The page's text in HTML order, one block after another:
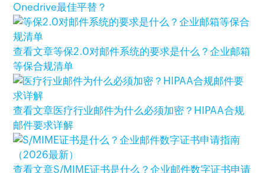
Onedrive最佳平替？
查看文章等保2.0对邮件系统的要求是什么？企业邮箱
等保合规清单
查看文章医疗行业邮件为什么必须加密？HIPAA合规
邮件要求详解
查看文章S/MIME证书是什么？企业邮件数字证书申请